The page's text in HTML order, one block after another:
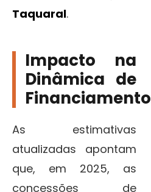
Taquaral.
Impacto na
Dinâmica de
Financiamento
As estimativas
atualizadas apontam
que, em 2025, as
concessões de